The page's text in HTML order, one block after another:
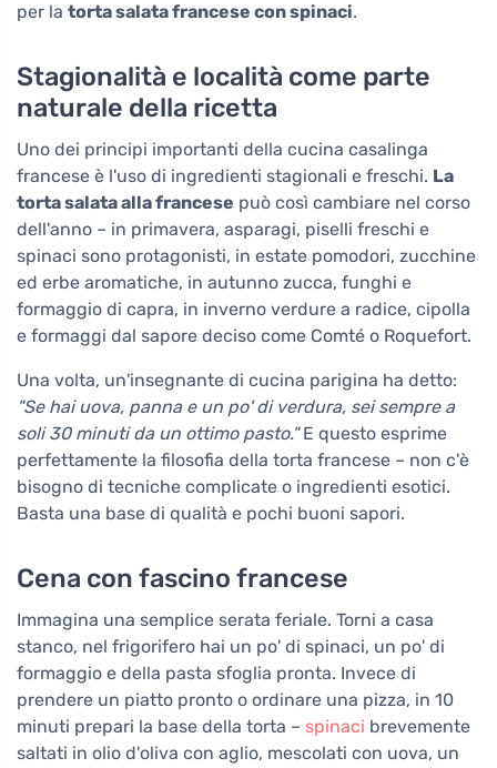
per la torta salata francese con spinaci.
Stagionalità e località come parte
naturale della ricetta
Uno dei principi importanti della cucina casalinga
francese è l'uso di ingredienti stagionali e freschi. La
torta salata alla francese può così cambiare nel corso
dell'anno – in primavera, asparagi, piselli freschi e
spinaci sono protagonisti, in estate pomodori, zucchine
ed erbe aromatiche, in autunno zucca, funghi e
formaggio di capra, in inverno verdure a radice, cipolla
e formaggi dal sapore deciso come Comté o Roquefort.
Una volta, un'insegnante di cucina parigina ha detto:
"Se hai uova, panna e un po' di verdura, sei sempre a
soli 30 minuti da un ottimo pasto."E questo esprime
perfettamente la filosofia della torta francese – non c'è
bisogno di tecniche complicate o ingredienti esotici.
Basta una base di qualità e pochi buoni sapori.
Cena con fascino francese
Immagina una semplice serata feriale. Torni a casa
stanco, nel frigorifero hai un po' di spinaci, un po' di
formaggio e della pasta sfoglia pronta. Invece di
prendere un piatto pronto o ordinare una pizza, in 10
minuti prepari la base della torta – spinaci brevemente
saltati in olio d'oliva con aglio, mescolati con uova, un